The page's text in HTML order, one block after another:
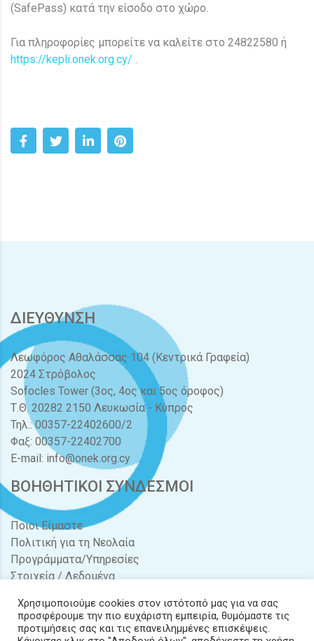
(SafePass) κατά την είσοδο στο χώρο.
Για πληροφορίες μπορείτε να καλείτε στο 24822580 ή
https://kepli.onek.org.cy/ .
ΔΙΕΥΘΥΝΣΗ
Λεωφόρος Αθαλάσσας 104 (Κεντρικά Γραφεία)
2024 Στρόβολος
Sofocles Tower (3ος, 4ος και 5ος όροφος)
Τ.Θ. 20282 2150 Λευκωσία - Κύπρος
Τηλ.: 00357-22402600/2
Φαξ: 00357-22402700
E-mail: info@onek.org.cy
ΒΟΗΘΗΤΙΚΟΙ ΣΥΝΔΕΣΜΟΙ
Ποιοι Είμαστε
Πολιτική για τη Νεολαία
Προγράμματα/Υπηρεσίες
Στοιχεία / Δεδομένα
Νέα & Δράσεις
Έντυπα
Χρησιμοποιούμε cookies στον ιστότοπό μας για να σας
προσφέρουμε την πιο ευχάριστη εμπειρία, θυμόμαστε τις
προτιμήσεις σας και τις επανειλημμένες επισκέψεις.